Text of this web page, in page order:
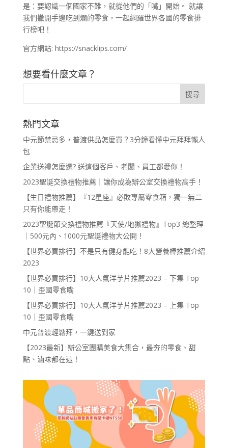
是：要認識一個國家不難，就從他們的「嘴」開始。 就讓
我們撇開手邊吃到爛的零食，一起網羅世界各國的零食排
行榜吧！
官方網站: https://snacklips.com/
想要看什麼文章？
熱門文章
中元節禁忌多，普渡供品怎麼買？3分鐘看懂中元拜拜懶人
包
企業送禮怎麼選? 送這個客戶、老闆、員工都愛你！
2023聖誕交換禮物推薦｜讓你成為辦公室交換禮物高手！
【生日禮物推薦】『12星座』必敗專屬零食箱，獨一無二
只有你能帶走！
2023聖誕節交換禮物推薦『天使/地獄禮物』Top3 總整理
｜500元內、1000元聖誕禮物大公開！
【世界必買排行】不是只有健身能吃！8大營養棒推薦介紹
2023
【世界必買排行】10大人氣洋芋片推薦2023 – 下集 Top
10｜歪國零食嘴
【世界必買排行】10大人氣洋芋片推薦2023 – 上集 Top
10｜歪國零食嘴
中元普渡輕鬆拜，一鍵送到家
【2023最新】辦公室團購美食大集合，最夯的零食、甜
點、滷味都在這！